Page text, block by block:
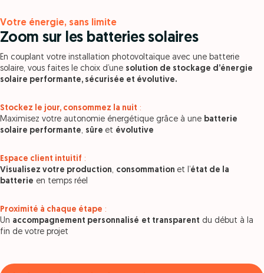
Votre énergie, sans limite
Zoom sur les batteries solaires
En couplant votre installation photovoltaïque avec une batterie
solaire, vous faites le choix d’une solution de stockage d’énergie
solaire performante, sécurisée et évolutive.
Stockez le jour, consommez la nuit :
Maximisez votre autonomie énergétique grâce à une batterie
solaire performante, sûre et évolutive
Espace client intuitif :
Visualisez votre production, consommation et l’état de la
batterie en temps réel
Proximité à chaque étape :
Un accompagnement personnalisé et transparent du début à la
fin de votre projet